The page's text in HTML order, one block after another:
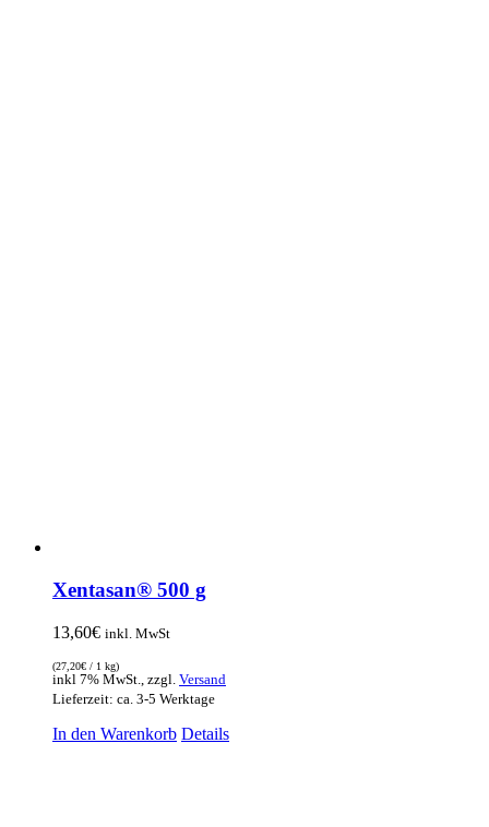
Xentasan® 500 g
13,60€ inkl. MwSt
(27,20€ / 1 kg)
inkl 7% MwSt., zzgl. Versand
Lieferzeit: ca. 3-5 Werktage
In den Warenkorb Details